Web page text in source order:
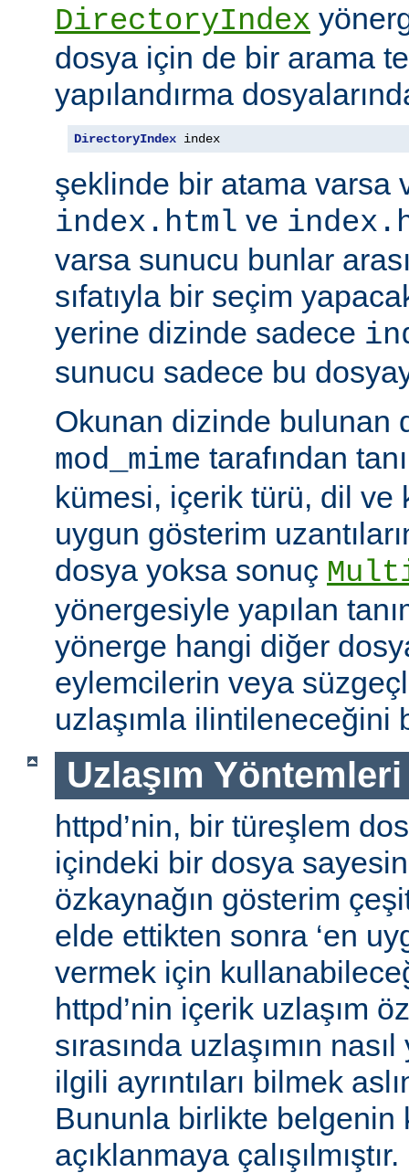
DirectoryIndex
dosya için de bir arama
yapılandırma
DirectoryIndex index
şeklinde bir atama varsa
index.html ve
varsa sunucu bunlar
sıfatıyla bir seçim
yerine dizinde sadece
sunucu sadece bu
Okunan dizinde bulunan
mod_mime tarafından
kümesi, içerik türü, dil ve
uygun gösterim
dosya yoksa sonuç
yönergesiyle yapılan
yönerge hangi diğer
eylemcilerin veya
uzlaşımla ilintileneceğini
Uzlaşım Yöntemleri
httpd’nin, bir türeşlem
içindeki bir dosya
özkaynağın gösterim
elde ettikten sonra ‘en
vermek için
httpd’nin içerik uzlaşım
sırasında uzlaşımın
ilgili ayrıntıları bilmek
Bununla birlikte belgenin
açıklanmaya çalışılmıştır.